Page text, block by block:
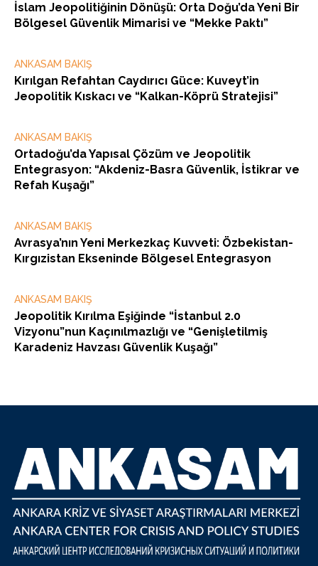
İslam Jeopolitiğinin Dönüşü: Orta Doğu’da Yeni Bir
Bölgesel Güvenlik Mimarisi ve “Mekke Paktı”
ANKASAM BAKIŞ
Kırılgan Refahtan Caydırıcı Güce: Kuveyt’in
Jeopolitik Kıskacı ve “Kalkan-Köprü Stratejisi”
ANKASAM BAKIŞ
Ortadoğu’da Yapısal Çözüm ve Jeopolitik
Entegrasyon: “Akdeniz-Basra Güvenlik, İstikrar ve
Refah Kuşağı”
ANKASAM BAKIŞ
Avrasya’nın Yeni Merkezkaç Kuvveti: Özbekistan-
Kırgızistan Ekseninde Bölgesel Entegrasyon
ANKASAM BAKIŞ
Jeopolitik Kırılma Eşiğinde “İstanbul 2.0
Vizyonu”nun Kaçınılmazlığı ve “Genişletilmiş
Karadeniz Havzası Güvenlik Kuşağı”